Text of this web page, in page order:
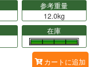
参考重量
12.0kg
在庫
カートに追加